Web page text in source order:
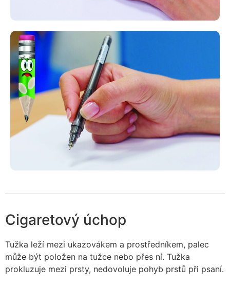
Cigaretový úchop
Tužka leží mezi ukazovákem a prostředníkem, palec
může být položen na tužce nebo přes ní. Tužka
prokluzuje mezi prsty, nedovoluje pohyb prstů při psaní.